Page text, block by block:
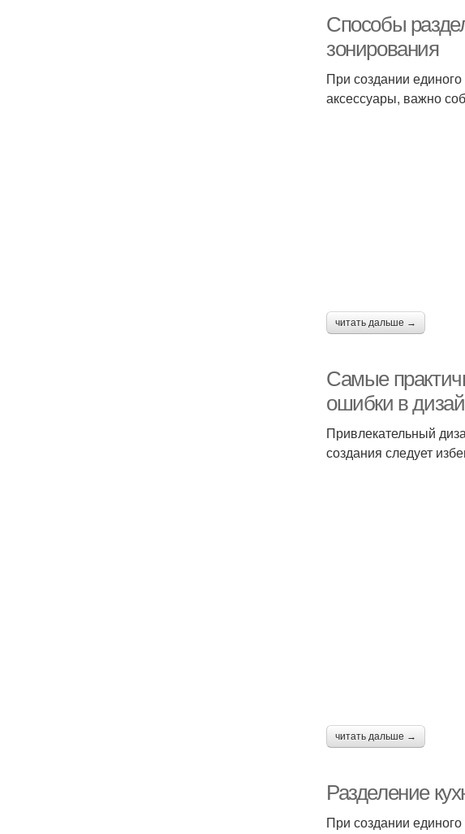
Способы
зонирования
При создании
аксессуары, важно
читать дальше →
Самые
ошибки в
Привлекательный
создания следует
читать дальше →
Разделение
При создании